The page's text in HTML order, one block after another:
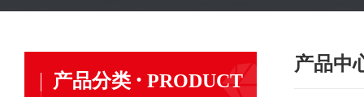
产品分类 · PRODUCT
产品中